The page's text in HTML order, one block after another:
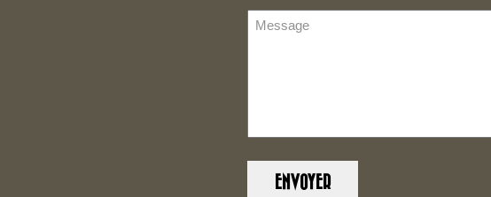
Message